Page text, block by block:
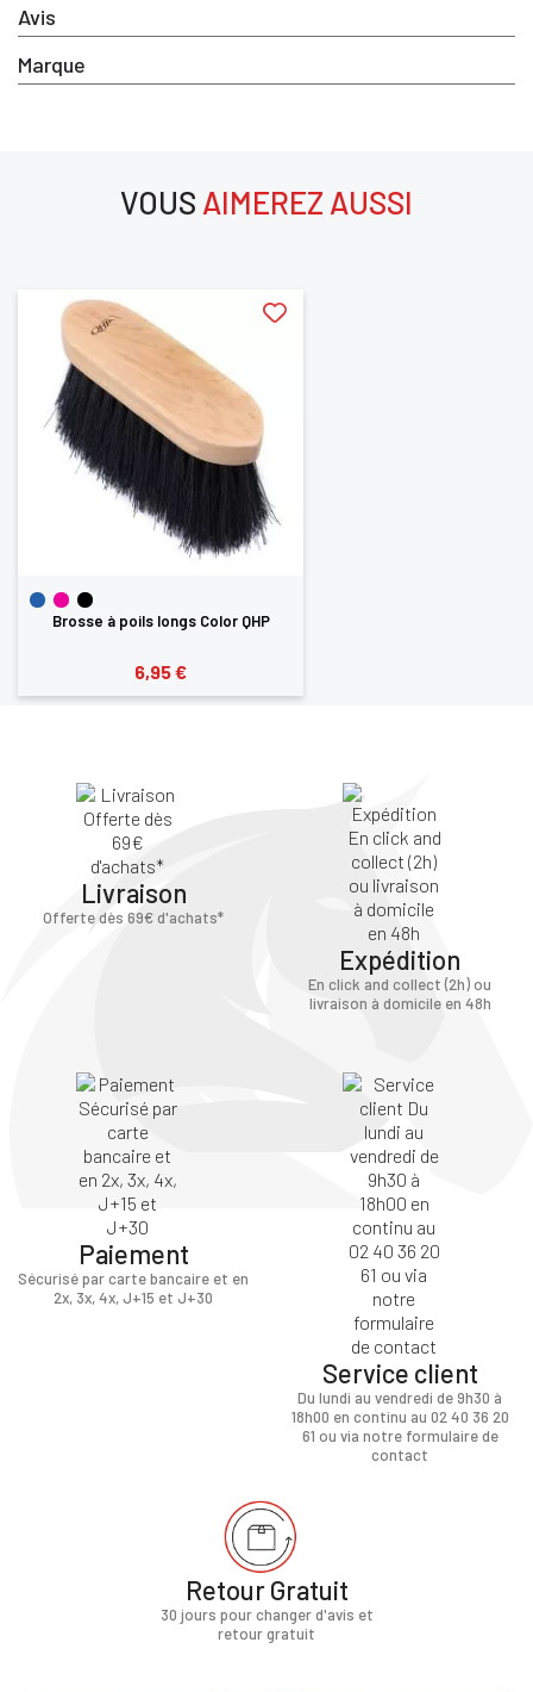
Avis
Marque
VOUS AIMEREZ AUSSI
Brosse à poils longs Color QHP
6,95 €
Livraison
Offerte dès 69€ d'achats*
Expédition
En click and collect (2h) ou
livraison à domicile en 48h
Paiement
Sécurisé par carte bancaire et en
2x, 3x, 4x, J+15 et J+30
Service client
Du lundi au vendredi de 9h30 à
18h00 en continu au 02 40 36 20
61 ou via notre formulaire de
contact
Retour Gratuit
30 jours pour changer d'avis et
retour gratuit
×
Vous devez être connecté pour enregistrer des
SE